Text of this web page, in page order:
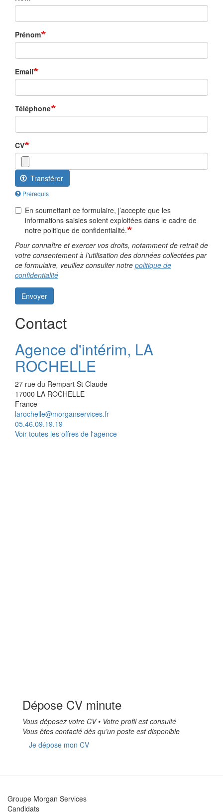
Prénom
Email
Téléphone
CV
Transférer
Prérequis
En soumettant ce formulaire, j’accepte que les
informations saisies soient exploitées dans le cadre de
notre politique de confidentialité.
Pour connaître et exercer vos droits, notamment de retrait de
votre consentement à l’utilisation des données collectées par
ce formulaire, veuillez consulter notre politique de
confidentialité
Envoyer
Contact
Agence d'intérim, LA
ROCHELLE
27 rue du Rempart St Claude
17000 LA ROCHELLE
France
larochelle@morganservices.fr
05.46.09.19.19
Voir toutes les offres de l'agence
Dépose CV minute
Vous déposez votre CV • Votre profil est consulté
Vous êtes contacté dès qu’un poste est disponible
Je dépose mon CV
Groupe Morgan Services
Candidats